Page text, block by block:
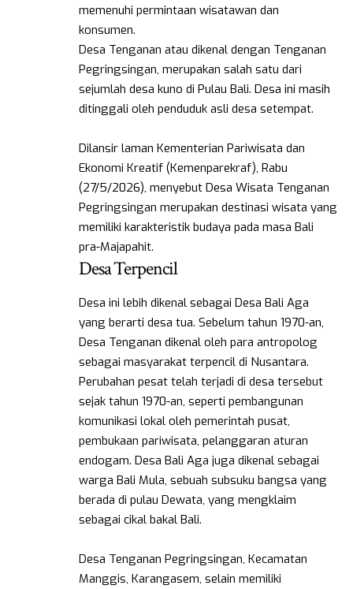
memenuhi permintaan wisatawan dan
konsumen.
Desa Tenganan atau dikenal dengan Tenganan
Pegringsingan, merupakan salah satu dari
sejumlah desa kuno di Pulau Bali. Desa ini masih
ditinggali oleh penduduk asli desa setempat.
Dilansir laman Kementerian Pariwisata dan
Ekonomi Kreatif (Kemenparekraf), Rabu
(27/5/2026), menyebut Desa Wisata Tenganan
Pegringsingan merupakan destinasi wisata yang
memiliki karakteristik budaya pada masa Bali
pra-Majapahit.
Desa Terpencil
Desa ini lebih dikenal sebagai Desa Bali Aga
yang berarti desa tua. Sebelum tahun 1970-an,
Desa Tenganan dikenal oleh para antropolog
sebagai masyarakat terpencil di Nusantara.
Perubahan pesat telah terjadi di desa tersebut
sejak tahun 1970-an, seperti pembangunan
komunikasi lokal oleh pemerintah pusat,
pembukaan pariwisata, pelanggaran aturan
endogam. Desa Bali Aga juga dikenal sebagai
warga Bali Mula, sebuah subsuku bangsa yang
berada di pulau Dewata, yang mengklaim
sebagai cikal bakal Bali.
Desa Tenganan Pegringsingan, Kecamatan
Manggis, Karangasem, selain memiliki